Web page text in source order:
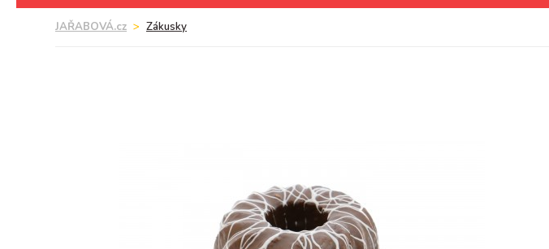
JAŘABOVÁ.cz Zákusky